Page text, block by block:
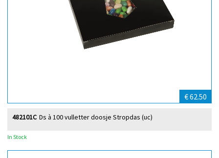
€ 62.50
Ds à 100 vulletter doosje Stropdas (uc)
482101C
In Stock